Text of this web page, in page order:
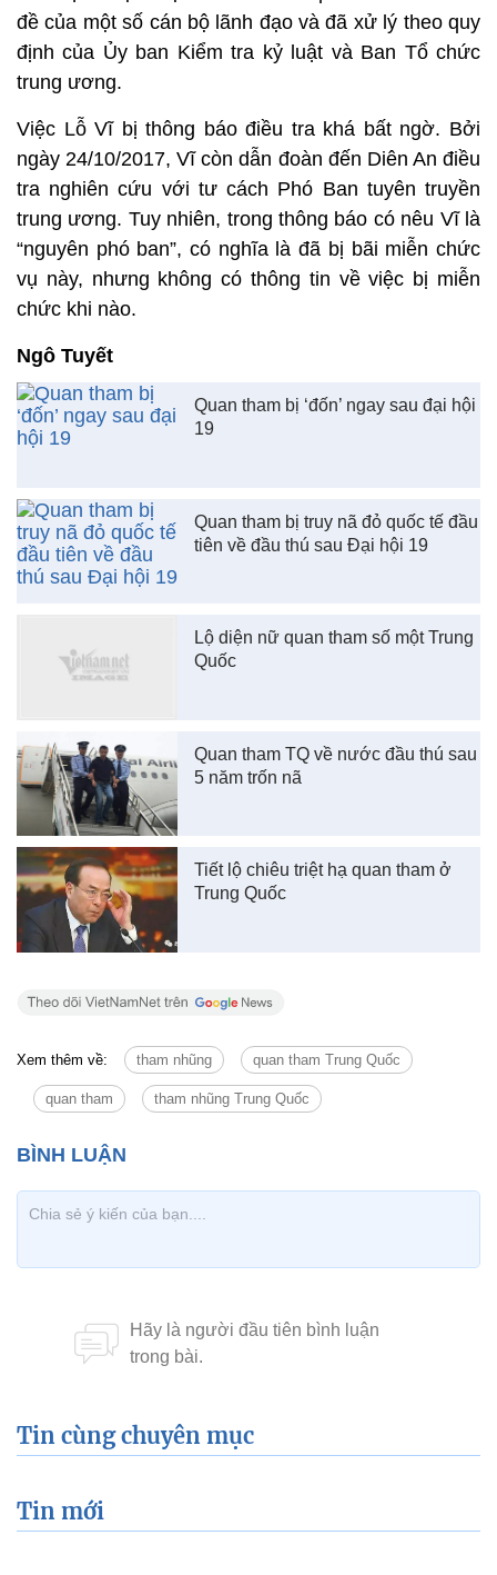
đề của một số cán bộ lãnh đạo và đã xử lý theo quy
định của Ủy ban Kiểm tra kỷ luật và Ban Tổ chức
trung ương.
Việc Lỗ Vĩ bị thông báo điều tra khá bất ngờ. Bởi
ngày 24/10/2017, Vĩ còn dẫn đoàn đến Diên An điều
tra nghiên cứu với tư cách Phó Ban tuyên truyền
trung ương. Tuy nhiên, trong thông báo có nêu Vĩ là
“nguyên phó ban”, có nghĩa là đã bị bãi miễn chức
vụ này, nhưng không có thông tin về việc bị miễn
chức khi nào.
Ngô Tuyết
Quan tham bị ‘đốn’ ngay sau đại hội
19
Quan tham bị truy nã đỏ quốc tế đầu
tiên về đầu thú sau Đại hội 19
Lộ diện nữ quan tham số một Trung
Quốc
Quan tham TQ về nước đầu thú sau
5 năm trốn nã
Tiết lộ chiêu triệt hạ quan tham ở
Trung Quốc
Xem thêm về: tham nhũng quan tham Trung Quốc
quan tham tham nhũng Trung Quốc
Tin cùng chuyên mục
Tin mới